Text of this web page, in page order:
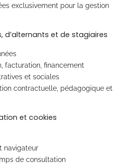
exclusivement pour la gestion
d’alternants et de stagiaires
facturation, financement
et sociales
contractuelle, pédagogique et
et cookies
navigateur
de consultation